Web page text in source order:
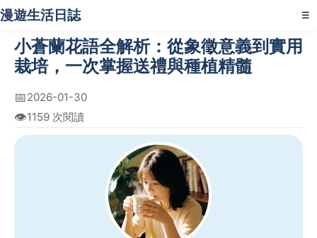
漫遊生活日誌 ☰
小蒼蘭花語全解析：從象徵意義到實用
栽培，一次掌握送禮與種植精髓
📅2026-01-30
👁️1159 次閱讀